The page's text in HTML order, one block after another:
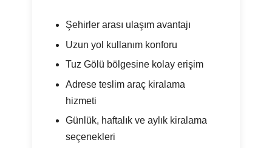
Şehirler arası ulaşım avantajı
Uzun yol kullanım konforu
Tuz Gölü bölgesine kolay erişim
Adrese teslim araç kiralama
hizmeti
Günlük, haftalık ve aylık kiralama
seçenekleri